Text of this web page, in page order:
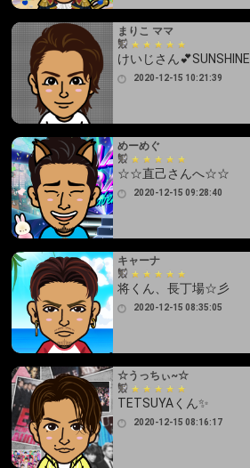
まりこ ママ
けいじさん💕SUNSHINE
2020-12-15 10:21:39
めーめぐ
☆☆直己さんへ☆☆
2020-12-15 09:28:40
キャーナ
将くん、長丁場☆彡
2020-12-15 08:35:05
☆うっちぃ~☆
TETSUYAくん✨
2020-12-15 08:16:17